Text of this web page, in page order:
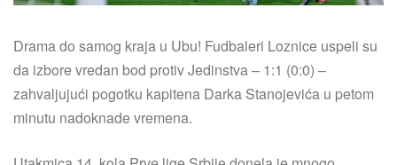
Drama do samog kraja u Ubu! Fudbaleri Loznice uspeli su
da izbore vredan bod protiv Jedinstva – 1:1 (0:0) –
zahvaljujući pogotku kapitena Darka Stanojevića u petom
minutu nadoknade vremena.